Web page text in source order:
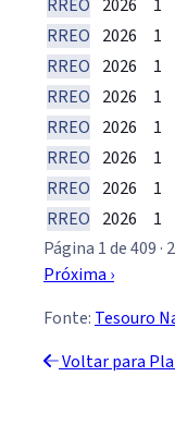
RREO 2026 1
RREO 2026 1
RREO 2026 1
RREO 2026 1
RREO 2026 1
RREO 2026 1
RREO 2026 1
RREO 2026 1
Página 1 de 409 ·
Próxima ›
Fonte:Tesouro
Voltar para